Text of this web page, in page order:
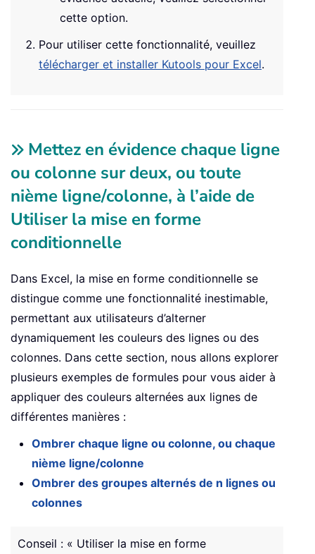
cette option.
Pour utiliser cette fonctionnalité, veuillez
télécharger et installer Kutools pour Excel.
Mettez en évidence chaque ligne
ou colonne sur deux, ou toute
nième ligne/colonne, à l’aide de
Utiliser la mise en forme
conditionnelle
Dans Excel, la mise en forme conditionnelle se
distingue comme une fonctionnalité inestimable,
permettant aux utilisateurs d’alterner
dynamiquement les couleurs des lignes ou des
colonnes. Dans cette section, nous allons explorer
plusieurs exemples de formules pour vous aider à
appliquer des couleurs alternées aux lignes de
différentes manières :
Ombrer chaque ligne ou colonne, ou chaque
nième ligne/colonne
Ombrer des groupes alternés de n lignes ou
colonnes
Conseil : « Utiliser la mise en forme